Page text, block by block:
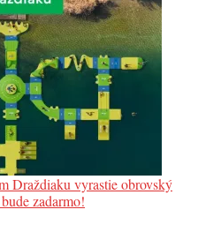
Draždiaku vyrastie obrovský
zadarmo!